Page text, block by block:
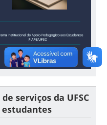
serviços da UFSC
estudantes